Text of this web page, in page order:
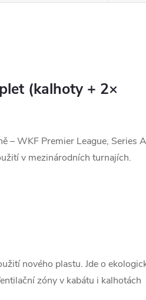
(kalhoty + 2×
– WKF Premier League, Series
v mezinárodních turnajích.
nového plastu. Jde o
zóny v kabátu i kalhotách